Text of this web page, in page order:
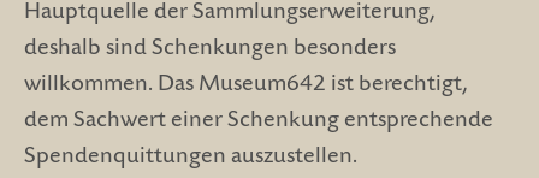
Hauptquelle der Sammlungserweiterung,
deshalb sind Schenkungen besonders
willkommen. Das Museum642 ist berechtigt,
dem Sachwert einer Schenkung entsprechende
Spendenquittungen auszustellen.